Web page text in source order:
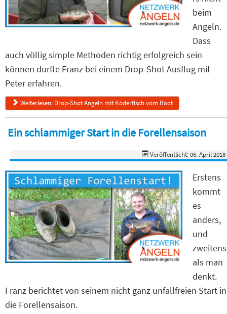
beim
Angeln.
Dass
auch völlig simple Methoden richtig erfolgreich sein
können durfte Franz bei einem Drop-Shot Ausflug mit
Peter erfahren.
Weiterlesen: Drop-Shot Angeln mit Köderfisch vom Boot
Ein schlammiger Start in die Forellensaison
Veröffentlicht: 06. April 2018
Erstens
kommt
es
anders,
und
zweitens
als man
denkt.
Franz berichtet von seinem nicht ganz unfallfreien Start in
die Forellensaison.